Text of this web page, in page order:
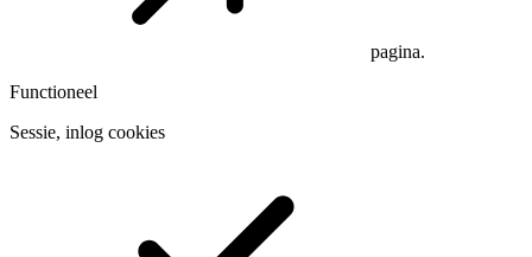
pagina.
Functioneel
Sessie, inlog cookies